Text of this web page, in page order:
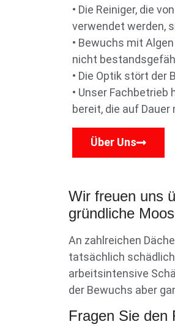
• Die Reiniger, die
verwendet werden,
• Bewuchs mit
nicht
• Die Optik stört der
• Unser
bereit, die auf
Über Uns
Wir freuen uns
gründliche
An zahlreichen
tatsächlich
arbeitsintensive
der Bewuchs aber
Fragen Sie den